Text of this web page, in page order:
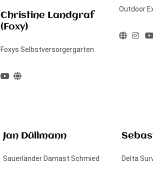
Christine Landgraf
(Foxy)
Foxys Selbstversorgergarten
Outdoor
Jan Düllmann
Sauerländer Damast Schmied Delta